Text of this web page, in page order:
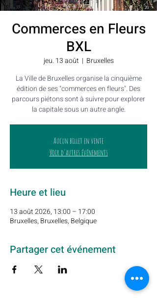
Commerces en Fleurs
BXL
jeu. 13 août
  |
Bruxelles
La Ville de Bruxelles organise la cinquième
édition de ses "commerces en fleurs". Des
parcours piétons sont à suivre pour explorer
la capitale sous un autre angle.
Aucun billet en vente
Voir d'autres événements
Heure et lieu
13 août 2026, 13:00 – 17:00
Bruxelles, Bruxelles, Belgique
Partager cet événement